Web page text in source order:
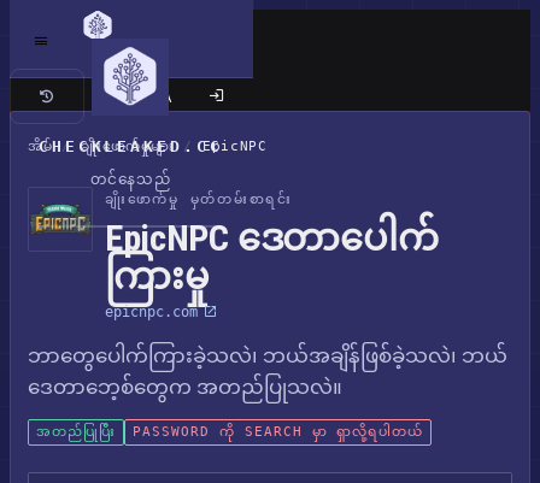
CHECKLEAKED.CC
တင်နေသည်
ကလက်စစ် ဆိုက်
အိမ် / ချိုးဖောက်မှုများ / EpicNPC
ချိုးဖောက်မှု မှတ်တမ်းစာရင်း
EpicNPC ဒေတာပေါက်
ကြားမှု
epicnpc.com
ဘာတွေပေါက်ကြားခဲ့သလဲ၊ ဘယ်အချိန်ဖြစ်ခဲ့သလဲ၊ ဘယ်
ဒေတာဘေ့စ်တွေက အတည်ပြုသလဲ။
အတည်ပြုပြီး PASSWORD ကို SEARCH မှာ ရှာလို့ရပါတယ်